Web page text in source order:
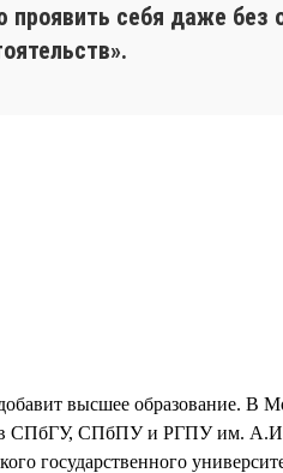
себя даже без
высшее образование. В
СПбГУ, СПбПУ и РГПУ им. А.И.
государственного